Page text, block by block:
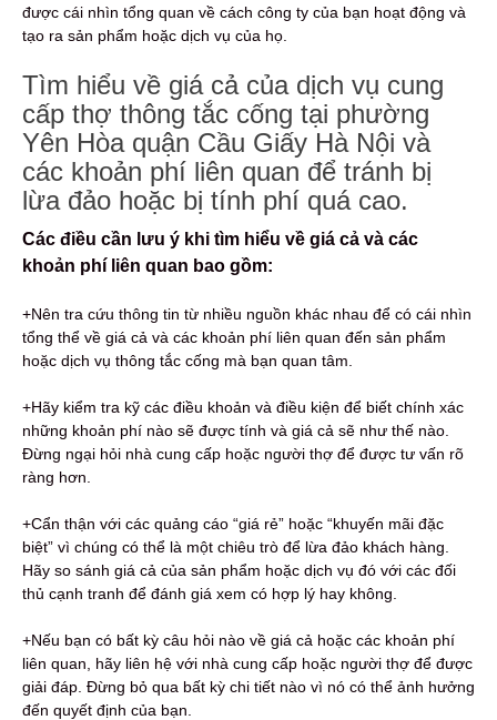
được cái nhìn tổng quan về cách công ty của bạn hoạt động và
tạo ra sản phẩm hoặc dịch vụ của họ.
Tìm hiểu về giá cả của dịch vụ cung
cấp thợ thông tắc cống tại phường
Yên Hòa quận Cầu Giấy Hà Nội và
các khoản phí liên quan để tránh bị
lừa đảo hoặc bị tính phí quá cao.
Các điều cần lưu ý khi tìm hiểu về giá cả và các
khoản phí liên quan bao gồm:
+Nên tra cứu thông tin từ nhiều nguồn khác nhau để có cái nhìn
tổng thể về giá cả và các khoản phí liên quan đến sản phẩm
hoặc dịch vụ thông tắc cống mà bạn quan tâm.
+Hãy kiểm tra kỹ các điều khoản và điều kiện để biết chính xác
những khoản phí nào sẽ được tính và giá cả sẽ như thế nào.
Đừng ngại hỏi nhà cung cấp hoặc người thợ để được tư vấn rõ
ràng hơn.
+Cẩn thận với các quảng cáo “giá rẻ” hoặc “khuyến mãi đặc
biệt” vì chúng có thể là một chiêu trò để lừa đảo khách hàng.
Hãy so sánh giá cả của sản phẩm hoặc dịch vụ đó với các đối
thủ cạnh tranh để đánh giá xem có hợp lý hay không.
+Nếu bạn có bất kỳ câu hỏi nào về giá cả hoặc các khoản phí
liên quan, hãy liên hệ với nhà cung cấp hoặc người thợ để được
giải đáp. Đừng bỏ qua bất kỳ chi tiết nào vì nó có thể ảnh hưởng
đến quyết định của bạn.